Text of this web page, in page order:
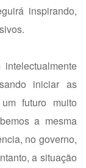
inspirando,
iniciar as
futuro muito
a mesma
no governo,
a situação